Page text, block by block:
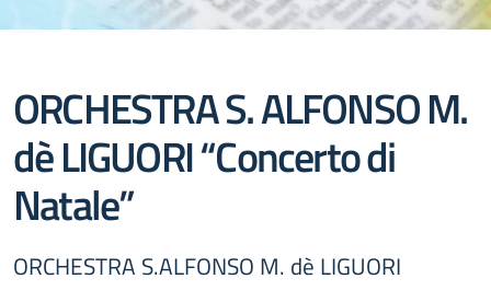
ORCHESTRA S. ALFONSO M.
dè LIGUORI “Concerto di
Natale”
ORCHESTRA S.ALFONSO M. dè LIGUORI